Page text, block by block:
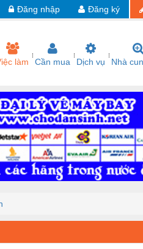
Đăng ký
Đăng nhập
làm Cần mua Dịch vụ Nhà